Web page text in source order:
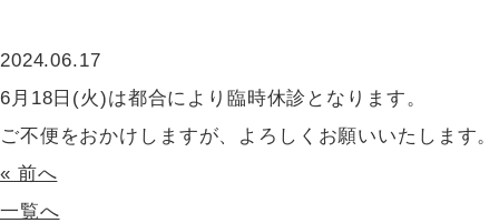
2024.06.17
6月18日(火)は都合により臨時休診となります。
ご不便をおかけしますが、よろしくお願いいたします。
« 前へ
一覧へ